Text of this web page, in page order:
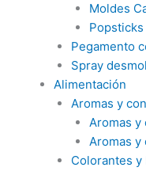
Moldes
Pegamento
Spray
Alimentación
Aromas y
Aromas y
Aromas y
Colorantes y